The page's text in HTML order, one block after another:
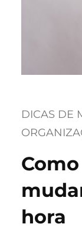
DICAS DE
hora